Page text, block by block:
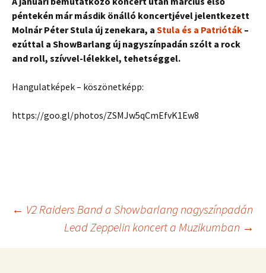
péntekén már másdik önálló koncertjével jelentkezett
Molnár Péter Stula új zenekara, a Stula és a Patrióták –
ezúttal a ShowBarlang új nagyszínpadán szólt a rock
and roll, szívvel-lélekkel, tehetséggel.
Hangulatképek – köszönetképp:
https://goo.gl/photos/ZSMJw5qCmEfvK1Ew8
Post
navigation
← V2 Raiders Band a Showbarlang nagyszínpadán
Lead Zeppelin koncert a Muzikumban →